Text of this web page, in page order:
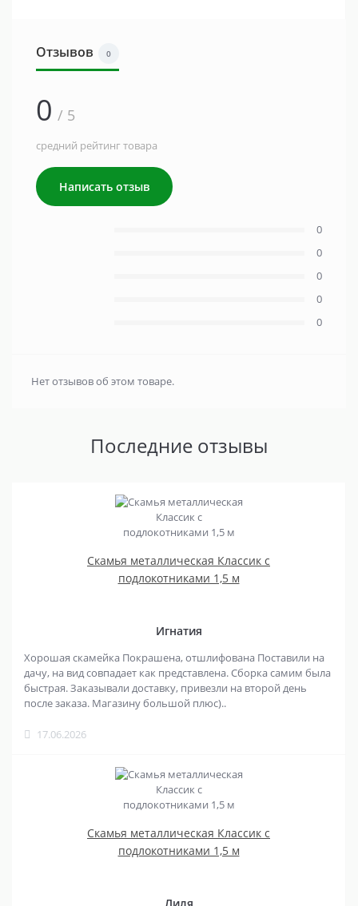
Отзывов 0
0 / 5
средний рейтинг товара
Написать отзыв
0
0
0
0
0
Нет отзывов об этом товаре.
Последние отзывы
Скамья металлическая Классик с
подлокотниками 1,5 м
Игнатия
Хорошая скамейка Покрашена, отшлифована Поставили на
дачу, на вид совпадает как представлена. Сборка самим была
быстрая. Заказывали доставку, привезли на второй день
после заказа. Магазину большой плюс)..
17.06.2026
Скамья металлическая Классик с
подлокотниками 1,5 м